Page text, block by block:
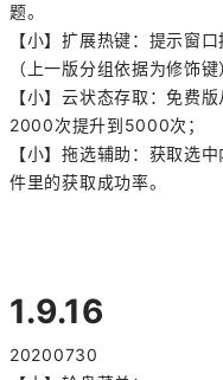
题。
【小】扩展热键：提示窗
（上一版分组依据为修饰键
【小】云状态存取：免费
2000次提升到5000次；
【小】拖选辅助：获取选
件里的获取成功率。
1.9.16
20200730